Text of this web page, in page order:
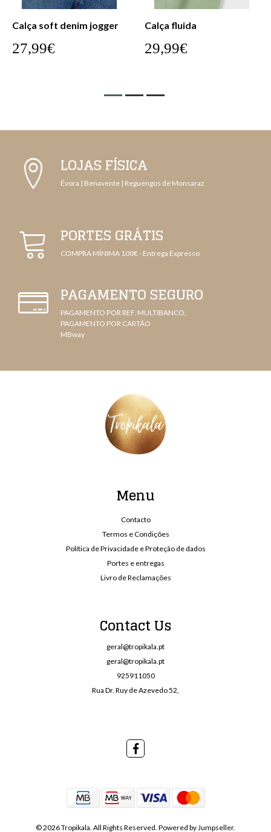
Calça soft denim jogger
27,99€
Calça fluida
29,99€
LOJAS FÍSICA
Évora | Benavente | Reguengos de Monsaraz
PORTES GRÁTIS
COMPRA MÍNIMA 100€ - Entrega Expresso
PAGAMENTO SEGURO
PAGAMENTO POR REF. MULTIBANCO,
PAGAMENTO POR CARTÃO
MBway
Menu
Contacto
Termos e Condições
Política de Privacidade e Proteção de dados
Portes e entregas
Livro de Reclamações
Contact Us
geral@tropikala.pt
geral@tropikala.pt
925911050
Rua Dr. Ruy de Azevedo 52,
© 2026 Tropikala. All Rights Reserved. Powered by Jumpseller.